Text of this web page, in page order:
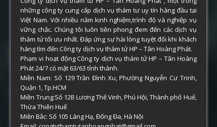
những công ty cung cấp dịch vụ thám tư uy tín hàng đầu tại
Việt Nam. Với nhiều năm kinh nghiệm,trình độ và nghiệp vụ
vững chắc. Chúng tôi luôn tiên phong đem đến các dịch vụ
thám tử tối ưu nhất. Đáp ứng sự hài lòng tuyệt đối khi khách
hàng tìm đến Công ty dịch vụ thám tử HP – Tân Hoàng Phát.
Phạm vi hoạt động Công ty dịch vụ thám tử HP – Tân Hoàng
Phát 24/7 có mặt 63/63 tỉnh thành.
Miền Nam: Số 129 Trần Đình Xu, Phường Nguyễn Cư Trinh,
Quận 1, Tp.HCM
Miền Trung:Số 12B Lương Thế Vinh, Phú Hội, Thành phố Huế,
Thừa Thiên Huế
Miền Bắc: Số 105 Láng Hạ, Đống Đa, Hà Nội